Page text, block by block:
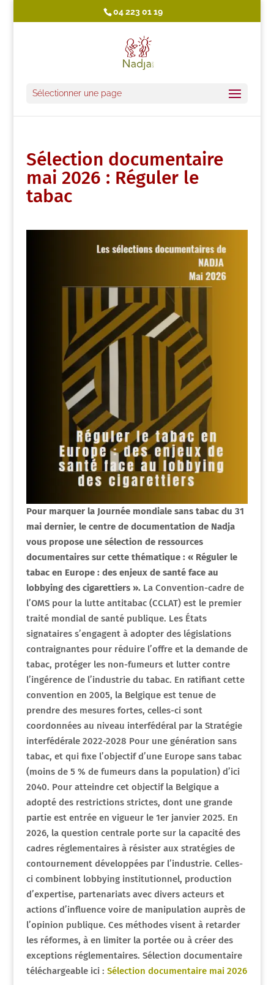
04 223 01 19
Sélectionner une page
Sélection documentaire
mai 2026 : Réguler le
tabac
Pour marquer la Journée mondiale sans tabac du 31
mai dernier, le centre de documentation de Nadja
vous propose une sélection de ressources
documentaires sur cette thématique : « Réguler le
tabac en Europe : des enjeux de santé face au
lobbying des cigarettiers ». La Convention-cadre de
l’OMS pour la lutte antitabac (CCLAT) est le premier
traité mondial de santé publique. Les États
signataires s’engagent à adopter des législations
contraignantes pour réduire l’offre et la demande de
tabac, protéger les non-fumeurs et lutter contre
l’ingérence de l’industrie du tabac. En ratifiant cette
convention en 2005, la Belgique est tenue de
prendre des mesures fortes, celles-ci sont
coordonnées au niveau interfédéral par la Stratégie
interfédérale 2022-2028 Pour une génération sans
tabac, et qui fixe l’objectif d’une Europe sans tabac
(moins de 5 % de fumeurs dans la population) d’ici
2040. Pour atteindre cet objectif la Belgique a
adopté des restrictions strictes, dont une grande
partie est entrée en vigueur le 1er janvier 2025. En
2026, la question centrale porte sur la capacité des
cadres réglementaires à résister aux stratégies de
contournement développées par l’industrie. Celles-
ci combinent lobbying institutionnel, production
d’expertise, partenariats avec divers acteurs et
actions d’influence voire de manipulation auprès de
l’opinion publique. Ces méthodes visent à retarder
les réformes, à en limiter la portée ou à créer des
exceptions réglementaires. Sélection documentaire
téléchargeable ici : Sélection documentaire mai 2026